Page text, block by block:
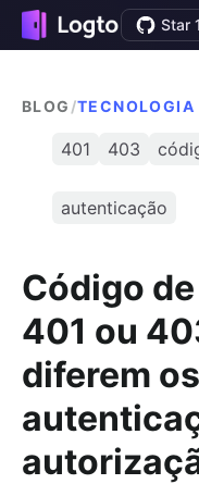
Star
BLOG /TECNOLOGIA
401 403
autenticação
Código
401 ou
diferem